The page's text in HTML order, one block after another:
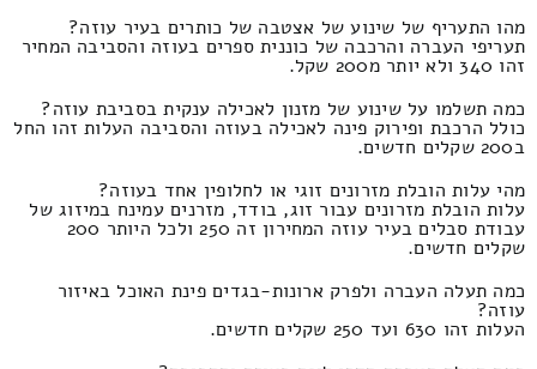
מהו התעריף של שינוע של אצטבה של כותרים בעיר עוזה?
תעריפי העברה והרכבה של כוננית ספרים בעוזה והסביבה המחיר
זהו 340 ולא יותר מ200 שקל.
כמה תשלמו על שינוע של מזנון לאכילה ענקית בסביבת עוזה?
כולל הרכבת ופירוק פינה לאכילה בעוזה והסביבה העלות זהו החל
ב200 שקלים חדשים.
מהי עלות הובלת מזרונים זוגי או לחלופין אחד בעוזה?
עלות הובלת מזרונים עבור זוג, בודד, מזרנים עמינח במיזוג של
עבודת סבלים בעיר עוזה המחירון זה 250 ולכל היותר 200
שקלים חדשים.
כמה תעלה העברה ולפרק ארונות-בגדים פינת האוכל באיזור
עוזה?
העלות זהו 630 ועד 250 שקלים חדשים.